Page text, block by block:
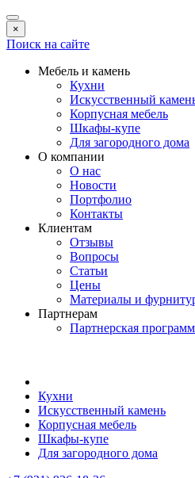
×
Поиск на сайте
Мебель и камень
Кухни
Искусственный
Корпусная мебель
Шкафы-купе
Для загородного дома
О компании
О нас
Новости
Портфолио
Контакты
Клиентам
Отзывы
Вопросы
Статьи
Цены
Материалы и
Партнерам
Партнерская
Кухни
Искусственный камень
Корпусная мебель
Шкафы-купе
Для загородного дома